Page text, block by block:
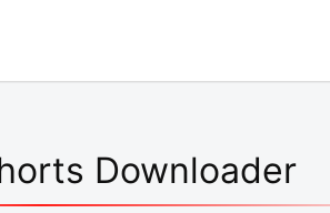
Downloader